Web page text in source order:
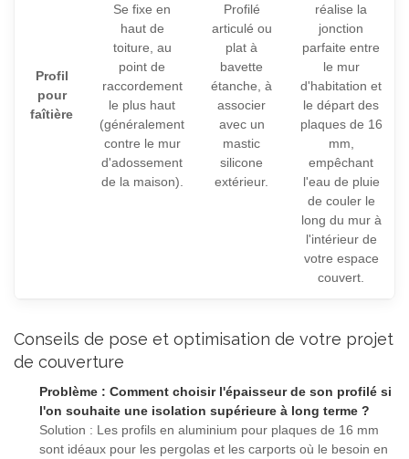
Profil
pour
faîtière
Se fixe en
haut de
toiture, au
point de
raccordement
le plus haut
(généralement
contre le mur
d'adossement
de la maison).
Profilé
articulé ou
plat à
bavette
étanche, à
associer
avec un
mastic
silicone
extérieur.
réalise la
jonction
parfaite entre
le mur
d'habitation et
le départ des
plaques de 16
mm,
empêchant
l'eau de pluie
de couler le
long du mur à
l'intérieur de
votre espace
couvert.
Conseils de pose et optimisation de votre projet
de couverture
Problème : Comment choisir l'épaisseur de son profilé si
l'on souhaite une isolation supérieure à long terme ?
Solution : Les profils en aluminium pour plaques de 16 mm
sont idéaux pour les pergolas et les carports où le besoin en